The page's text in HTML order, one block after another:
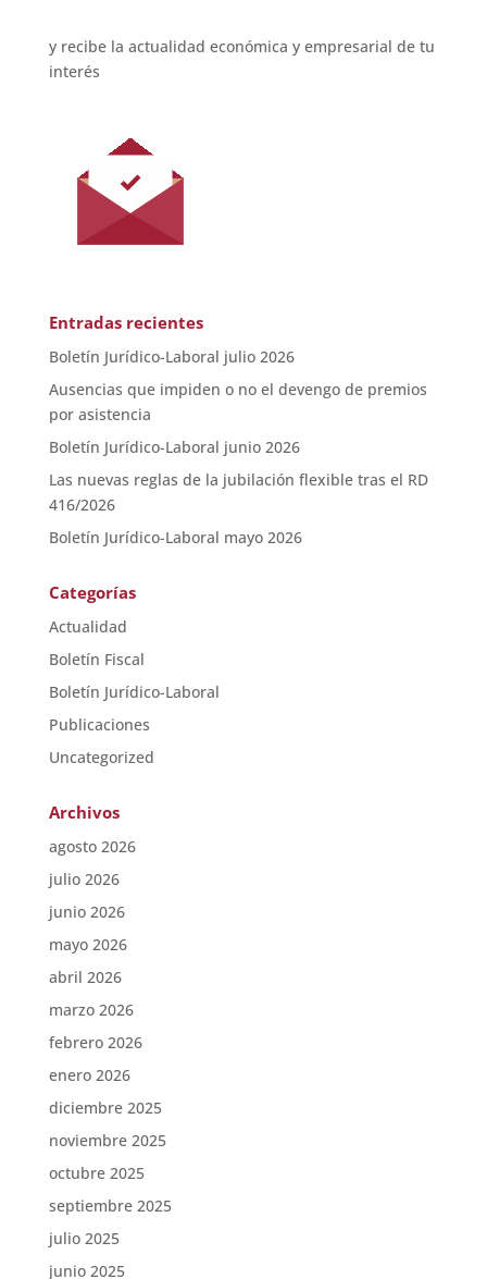
y recibe la actualidad económica y empresarial de tu
interés
Entradas recientes
Boletín Jurídico-Laboral julio 2026
Ausencias que impiden o no el devengo de premios
por asistencia
Boletín Jurídico-Laboral junio 2026
Las nuevas reglas de la jubilación flexible tras el RD
416/2026
Boletín Jurídico-Laboral mayo 2026
Categorías
Actualidad
Boletín Fiscal
Boletín Jurídico-Laboral
Publicaciones
Uncategorized
Archivos
agosto 2026
julio 2026
junio 2026
mayo 2026
abril 2026
marzo 2026
febrero 2026
enero 2026
diciembre 2025
noviembre 2025
octubre 2025
septiembre 2025
julio 2025
junio 2025